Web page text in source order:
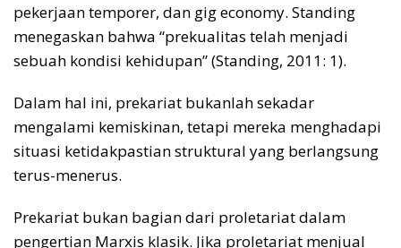
pekerjaan temporer, dan gig economy. Standing
menegaskan bahwa “prekualitas telah menjadi
sebuah kondisi kehidupan” (Standing, 2011: 1).
Dalam hal ini, prekariat bukanlah sekadar
mengalami kemiskinan, tetapi mereka menghadapi
situasi ketidakpastian struktural yang berlangsung
terus-menerus.
Prekariat bukan bagian dari proletariat dalam
pengertian Marxis klasik. Jika proletariat menjual